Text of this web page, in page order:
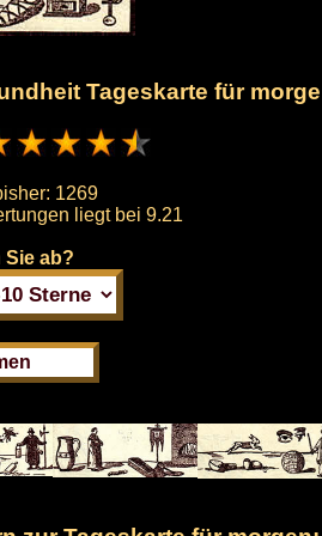
Tageskarte für
1269
liegt bei 9.21
Sie ab?